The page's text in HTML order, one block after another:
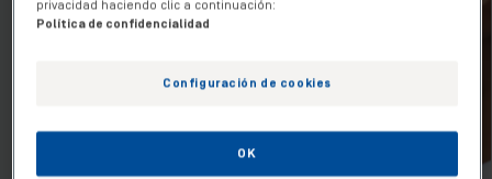
privacidad haciendo clic a continuación:
Política de confidencialidad
Configuración de cookies
OK